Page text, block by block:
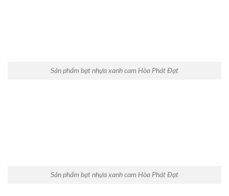
Sản phẩm bạt nhựa xanh cam Hòa Phát Đạt
Sản phẩm bạt nhựa xanh cam Hòa Phát Đạt